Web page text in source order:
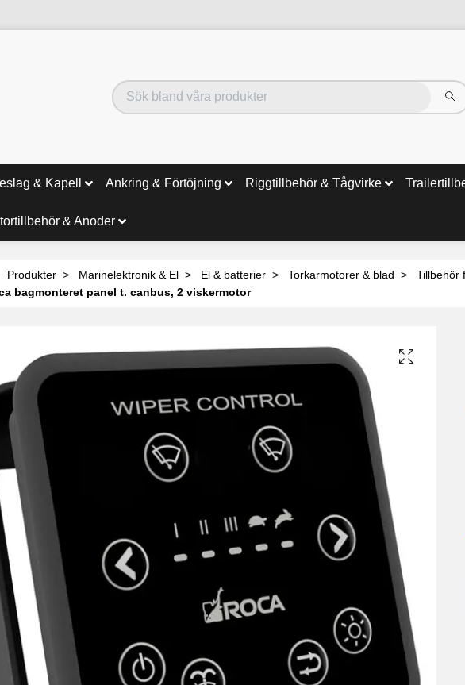
& Kapell Ankring & Förtöjning Riggtillbehör & Tågvirke
& Anoder
Produkter Marinelektronik & El El & batterier Torkarmotorer & blad
Tillbehör
bagmonteret panel t. canbus, 2 viskermotor